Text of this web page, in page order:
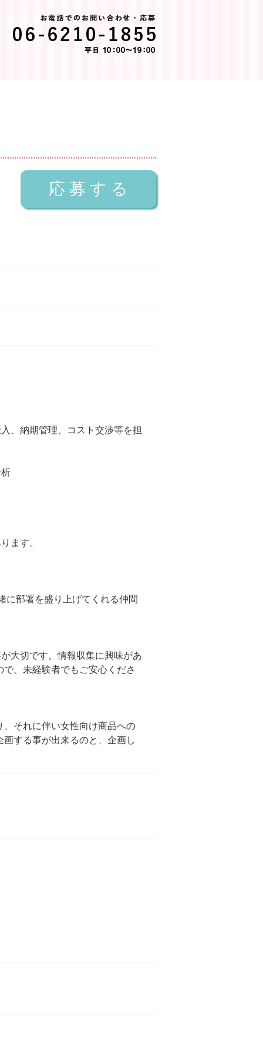
、納期管理、コスト交渉等を担
ます。
に部署を盛り上げてくれる仲間
大切です。情報収集に興味があ
、未経験者でもご安心くださ
それに伴い女性向け商品への
する事が出来るのと、企画し